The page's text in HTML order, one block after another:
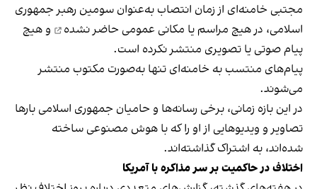
مجتبی خامنه‌ای از زمان انتصاب به‌عنوان سومین رهبر جمهوری
اسلامی، در هیچ مراسم یا مکانی عمومی حاضر نشده
و هیچ
پیام صوتی یا تصویری منتشر نکرده است.
پیام‌های منتسب به خامنه‌ای تنها به‌صورت مکتوب منتشر
می‌شوند.
در این بازه زمانی، برخی رسانه‌ها و حامیان جمهوری اسلامی بارها
تصاویر و ویدیوهایی از او را که با هوش مصنوعی ساخته
شده‌اند، به اشتراک گذاشته‌اند.
اختلاف در حاکمیت بر سر مذاکره با آمریکا